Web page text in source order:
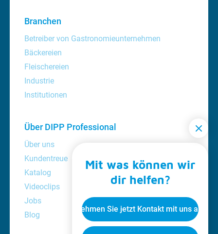
Branchen
Betreiber von Gastronomieunternehmen
Bäckereien
Fleischereien
Industrie
Institutionen
Über DIPP Professional
Über uns
Kundentreue
Katalog
Videoclips
Jobs
Blog
Mit was können wir
dir helfen?
Nehmen Sie jetzt Kontakt mit uns auf